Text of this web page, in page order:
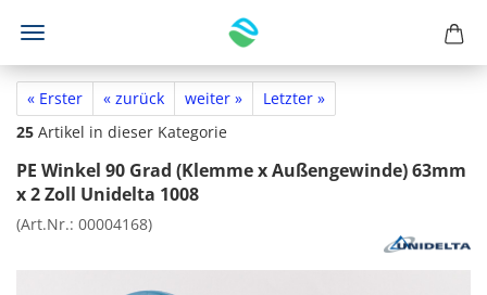
« Erster « zurück weiter »
Letzter »
25 Artikel in dieser Kategorie
PE Winkel 90 Grad (Klemme x Außengewinde) 63mm
x 2 Zoll Unidelta 1008
(Art.Nr.: 00004168)